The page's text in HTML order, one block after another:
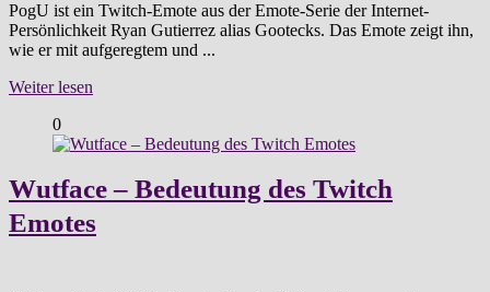
PogU ist ein Twitch-Emote aus der Emote-Serie der Internet-
Persönlichkeit Ryan Gutierrez alias Gootecks. Das Emote zeigt ihn,
wie er mit aufgeregtem und ...
Weiter lesen
0
Wutface – Bedeutung des Twitch
Emotes